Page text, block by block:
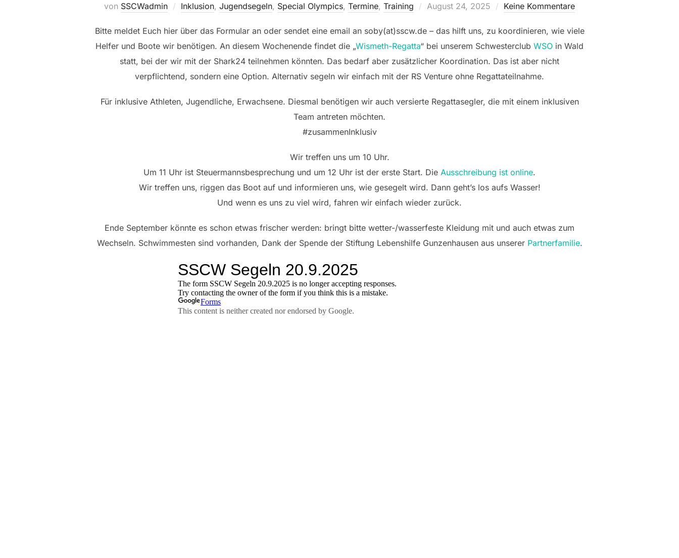
von SSCWadmin Inklusion, Jugendsegeln, Special Olympics, Termine, Training
Veröffentlicht
August 24, 2025 Keine Kommentare
Bitte meldet Euch hier über das Formular an oder sendet eine email an soby(at)sscw.de – das hilft uns, zu koordinieren, wie viele
Helfer und Boote wir benötigen. An diesem Wochenende findet die „Wismeth-Regatta“ bei unserem Schwesterclub WSO in Wald
statt, bei der wir mit der Shark24 teilnehmen könnten. Das bedarf aber zusätzlicher Koordination. Das ist aber nicht
verpflichtend, sondern eine Option. Alternativ segeln wir einfach mit der RS Venture ohne Regattateilnahme.
Für inklusive Athleten, Jugendliche, Erwachsene. Diesmal benötigen wir auch versierte Regattasegler, die mit einem inklusiven
Team antreten möchten.
#zusammenInklusiv
Wir treffen uns um 10 Uhr.
Um 11 Uhr ist Steuermannsbesprechung und um 12 Uhr ist der erste Start. Die Ausschreibung ist online.
Wir treffen uns, riggen das Boot auf und informieren uns, wie gesegelt wird. Dann geht’s los aufs Wasser!
Und wenn es uns zu viel wird, fahren wir einfach wieder zurück.
Ende September könnte es schon etwas frischer werden: bringt bitte wetter-/wasserfeste Kleidung mit und auch etwas zum
Wechseln. Schwimmesten sind vorhanden, Dank der Spende der Stiftung Lebenshilfe Gunzenhausen aus unserer Partnerfamilie.